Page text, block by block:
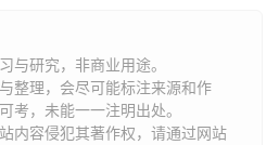
与研究，非商业用途。
整理，会尽可能标注来源和作
考，未能一一注明出处。
内容侵犯其著作权，请通过网站